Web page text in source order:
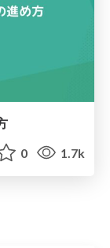
0 1.7k